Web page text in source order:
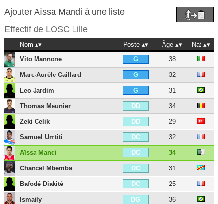
Ajouter Aïssa Mandi à une liste
Effectif de LOSC Lille
Nom Poste Âge
Nat
Vito Mannone
G 38
Marc-Aurèle Caillard G 32
Leo Jardim G 31
Thomas Meunier DD 34
Zeki Celik DD 29
Samuel Umtiti DC 32
Aïssa Mandi DC 34
Chancel Mbemba DC 31
Bafodé Diakité DC 25
Ismaily DG 36